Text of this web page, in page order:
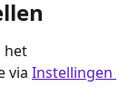
het
via Instellingen